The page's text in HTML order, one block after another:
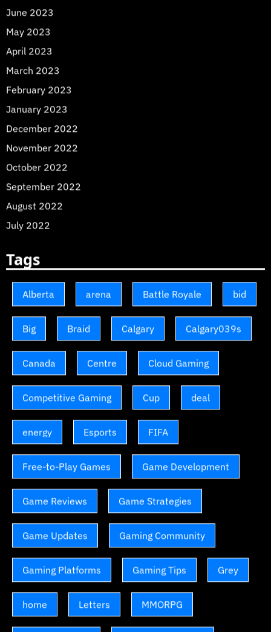
June 2023
May 2023
April 2023
March 2023
February 2023
January 2023
December 2022
November 2022
October 2022
September 2022
August 2022
July 2022
Tags
Alberta arena Battle Royale bid
Big Braid Calgary Calgary039s
Canada Centre Cloud Gaming
Competitive Gaming Cup deal
energy Esports FIFA
Free-to-Play Games Game Development
Game Reviews Game Strategies
Game Updates Gaming Community
Gaming Platforms Gaming Tips Grey
home Letters MMORPG